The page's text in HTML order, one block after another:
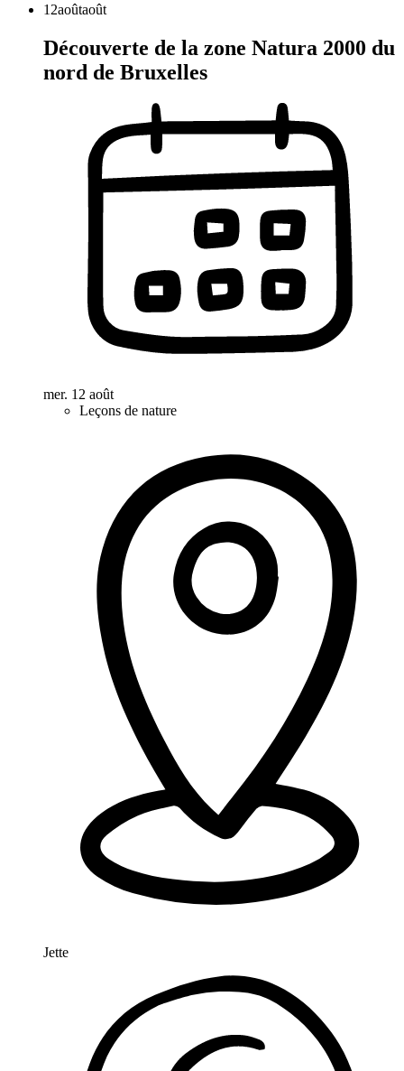
12aoûtaoût
Découverte de la zone Natura 2000 du
nord de Bruxelles
mer. 12 août
Leçons de nature
Jette